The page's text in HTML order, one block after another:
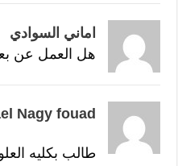
اماني السوادي
هل العمل عن
Nagy fouad
طالب بكليه